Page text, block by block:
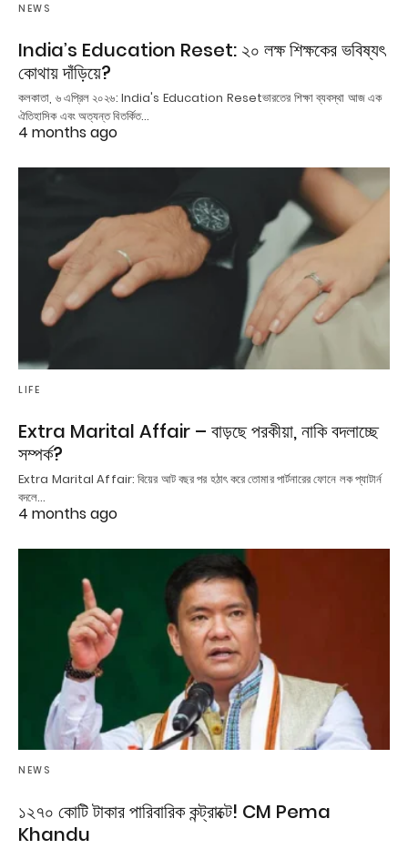
NEWS
India’s Education Reset: ২০ লক্ষ শিক্ষকের ভবিষ্যৎ
কোথায় দাঁড়িয়ে?
কলকাতা, ৬ এপ্রিল ২০২৬: India's Education Resetভারতের শিক্ষা ব্যবস্থা আজ এক
ঐতিহাসিক এবং অত্যন্ত বিতর্কিত…
4 months ago
LIFE
Extra Marital Affair – বাড়ছে পরকীয়া, নাকি বদলাচ্ছে
সম্পর্ক?
Extra Marital Affair: বিয়ের আট বছর পর হঠাৎ করে তোমার পার্টনারের ফোনে লক প্যাটার্ন
বদলে…
4 months ago
NEWS
১২৭০ কোটি টাকার পারিবারিক কন্ট্রাক্টে! CM Pema
Khandu